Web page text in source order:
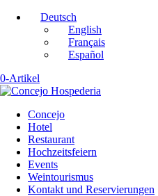
Deutsch
English
Français
Español
0-Artikel
Concejo
Hotel
Restaurant
Hochzeitsfeiern
Events
Weintourismus
Kontakt und Reservierungen